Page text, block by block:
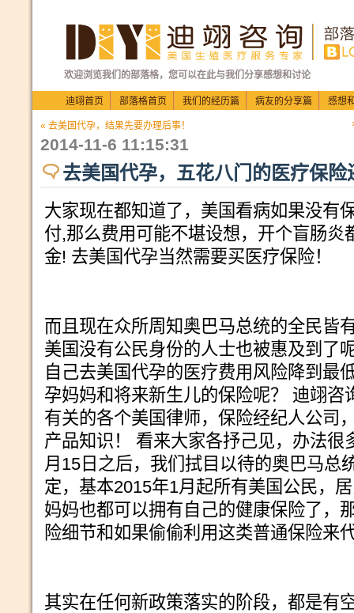
欢迎浏览我们的部落格，您可以在此与我们分享感想和讨论
迪翊首页 部落格首页 我们的经历篇 病友的分享篇 感想
« 去美国代孕，结果先要办理后事！
2014-11-6 11:15:31
去美国代孕，五花八门的医疗保
大家现在都知道了，美国看病如果没有
付,那么费用可能不堪设想，开个盲肠炎
金! 去美国代孕当然需要买医疗保险！
而且现在众所周知奥巴马总统的全民皆
美国没有公民身份的人士也被惠及到了
自己去美国代孕的医疗费用风险降到最
孕妈妈和将来新生儿的保险呢？
迪翊咨
有关的各个美国律师，保险经纪人公司
产品知识！
看来大家各抒己见，办法很
月 15 日之后，我们拭目以待的奥巴马总
定，基本2015年1月起所有美国公民，
妈妈也都可以拥有自己的健康保险了，
险细节和如果偷偷利用这类普通保险来
其实在任何新政策落实的阶段，都是有